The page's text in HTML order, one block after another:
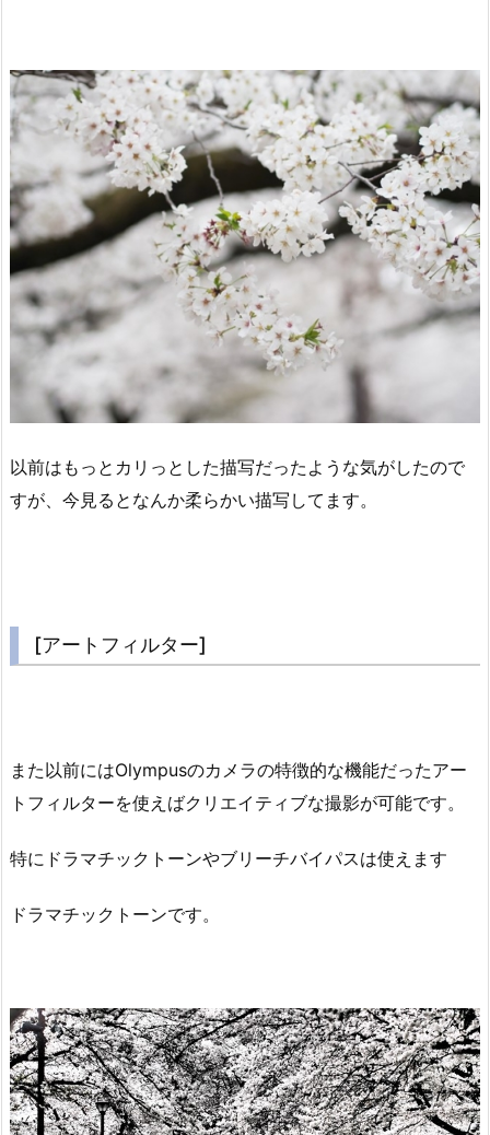
以前はもっとカリっとした描写だったような気がしたので
すが、今見るとなんか柔らかい描写してます。
[アートフィルター]
また以前にはOlympusのカメラの特徴的な機能だったアー
トフィルターを使えばクリエイティブな撮影が可能です。
特にドラマチックトーンやブリーチバイパスは使えます
ドラマチックトーンです。